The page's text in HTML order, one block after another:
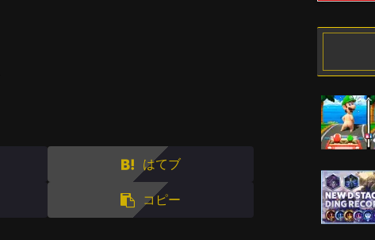
はてブ
コピー